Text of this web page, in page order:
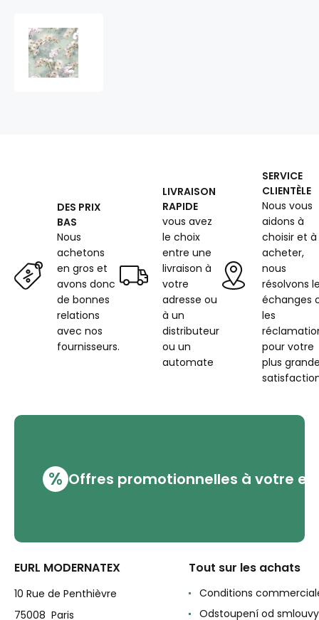
DES PRIX
BAS
Nous
achetons
en gros et
avons donc
de bonnes
relations
avec nos
fournisseurs.
LIVRAISON
RAPIDE
vous avez
le choix
entre une
livraison à
votre
adresse ou
à un
distributeur
ou un
automate
SERVICE
CLIENTÈLE
Nous vous
aidons à
choisir et à
acheter,
nous
résolvons
échanges
les
pour votre
plus
% Offres promotionnelles à votre
EURL MODERNATEX
10 Rue de Penthièvre
75008 Paris
Tout sur les achats
Conditions
Odstoupení od smlouvy